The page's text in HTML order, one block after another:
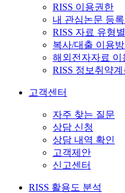
RISS 이용권한
내 관심논문 등
RISS 자료 유형
복사/대출 이용
해외전자자료 이
RISS 정보취약
고객센터
자주 찾는 질문
상담 신청
상담 내역 확인
고객제안
신고센터
RISS 활용도 분석